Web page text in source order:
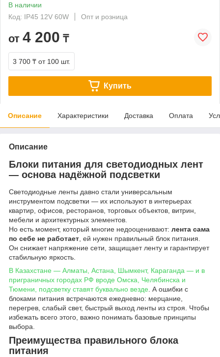
В наличии
Код: IP45 12V 60W
Опт и розница
от 4 200 ₸
3 700 ₸ от 100 шт.
Купить
Описание Характеристики Доставка Оплата
Описание
Блоки питания для светодиодных лент
— основа надёжной подсветки
Светодиодные ленты давно стали универсальным
инструментом подсветки — их используют в интерьерах
квартир, офисов, ресторанов, торговых объектов, витрин,
мебели и архитектурных элементов.
Но есть момент, который многие недооценивают: лента сама
по себе не работает, ей нужен правильный блок питания.
Он снижает напряжение сети, защищает ленту и гарантирует
стабильную яркость.
В Казахстане — Алматы, Астана, Шымкент, Караганда — и в
приграничных городах РФ вроде Омска, Челябинска и
Тюмени, подсветку ставят буквально везде. А ошибки с
блоками питания встречаются ежедневно: мерцание,
перегрев, слабый свет, быстрый выход ленты из строя. Чтобы
избежать всего этого, важно понимать базовые принципы
выбора.
Преимущества правильного блока
питания